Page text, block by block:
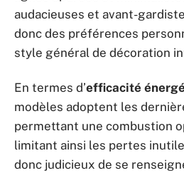
audacieuses et avant-
donc des préférences
style général de décoration
En termes d’efficacité
modèles adoptent les
permettant une combustion
limitant ainsi les pertes
donc judicieux de se